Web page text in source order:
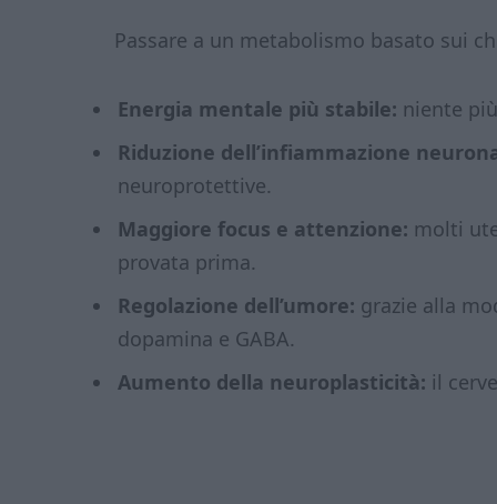
Passare a un metabolismo basato sui
Energia mentale più stabile: niente
Riduzione dell’infiammazione
neuroprotettive.
Maggiore focus e attenzione: molti
provata prima.
Regolazione dell’umore: grazie alla
dopamina e GABA.
Aumento della neuroplasticità: il